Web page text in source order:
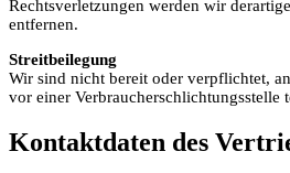
Rechtsverletzungen werden wir
entfernen.
Streitbeilegung
Wir sind nicht bereit oder verpflichtet,
vor einer Verbraucherschlichtungsstelle
Kontaktdaten des